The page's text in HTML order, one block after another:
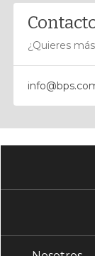
¿Quieres